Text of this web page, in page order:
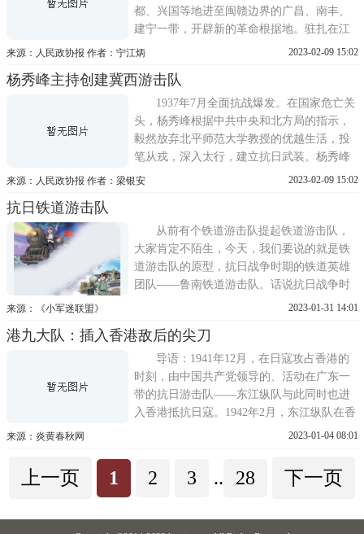
都、兴国等地进至闽赣边界的广昌、南丰、
建宁一带，开辟新的革命根据地。驻扎在江
西省广昌县的红四军派出红十师第三十团进
工作队，在队长帅宏的带领下从船顶隘开进
桂阳村，打垮了当地的国民党反动武装，在
桂阳成立了桂阳乡农会，并
来源：人民政协报 作者：宁江炳 2023-02-09 15:02
杨秀峰主持创建冀西游击队
1937年7月全面抗战爆发。在国家危亡关
头，杨秀峰根据中共中央和北方局的指示，
毅然放弃北平师范大学教授的优越生活，投
笔从戎，深入太行，建立抗日武装。杨秀峰
在山西太原集合追随他的学生20多人，一起
辖区有临城、高邑、赞皇、元氏等10余个
县。10月4日，杨秀峰主持
来源：人民政协报 作者：梁银安 2023-02-09 15:02
抗日铁道游击队
从前有个铁道游击队提起铁道游击队，
大家肯定不陌生，今天，我们要说的就是铁
道游击队的原型，抗日战争时期的铁道英雄
团队——鲁南铁道游击队。话说抗日战争时
期，鲁南枣庄由于地下蕴藏着丰富的煤炭资
然就成了兵家必争之地。日本人眼睛忒尖，
很快就发现了这个聚宝盆，立马派兵驻扎于
此，开始对资源进行
来源：《小军迷联盟》 2023-01-31 14:01
港九大队：插入香港敌后的尖刀
导语：1941年12月，在日寇攻占香港的
时刻，由中国共产党领导的、活动在广东一
带的抗日游击队——东江纵队与此同时也进
入香港抵抗日寇。1942年2月，东江纵队在香
港成立港九独立大队，并吸纳香港居民加入
中坚力量，为打击和牵制日寇、营救在港的
文化界人士和盟军飞行员，及为盟军提供情
来源：炎黄春秋网 2023-01-04 08:01
上一页 1 2 3 .. 28 下一页